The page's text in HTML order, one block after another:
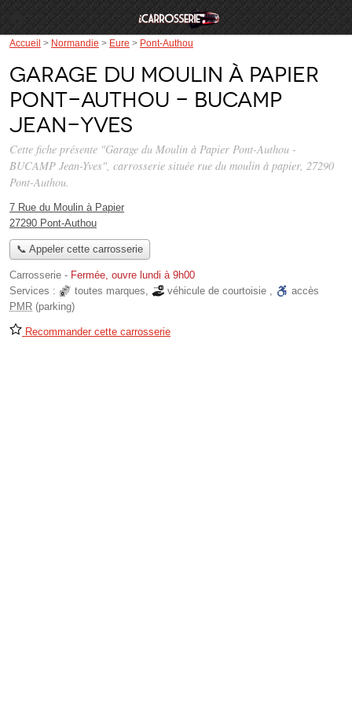
Accueil > Normandie > Eure > Pont-Authou
Garage du Moulin à Papier
Pont-Authou - BUCAMP
Jean-Yves
Cette fiche présente "Garage du Moulin à Papier Pont-Authou -
BUCAMP Jean-Yves", carrosserie située rue du moulin à papier, 27290
Pont-Authou.
7 Rue du Moulin à Papier
27290 Pont-Authou
📞 Appeler cette carrosserie
Carrosserie - Fermée, ouvre lundi à 9h00
Services :
toutes marques, véhicule de courtoisie ,
accès
PMR (parking)
Recommander cette carrosserie